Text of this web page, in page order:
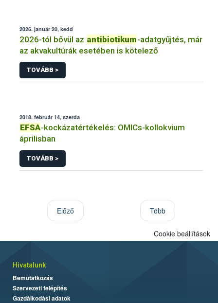
2026. január 20, kedd
2026-tól bővül az antibiotikum-adatgyűjtés, már
az akvakultúrák esetében is kötelező
TOVÁBB >
2018. február 14, szerda
EFSA-kockázatértékelés: OMICs-kollokvium
áprilisban
TOVÁBB >
Előző Több
Cookie beállítások
Hivatalunk
Bemutatkozás
Szervezeti felépítés
Gazdálkodási adatok